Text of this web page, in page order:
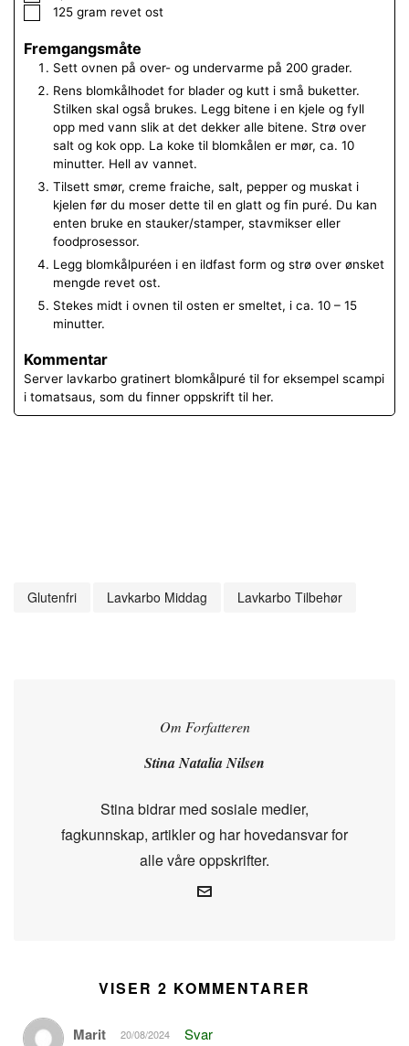
▢
125 gram revet ost
Fremgangsmåte
Sett ovnen på over- og undervarme på 200 grader.
Rens blomkålhodet for blader og kutt i små buketter.
Stilken skal også brukes. Legg bitene i en kjele og fyll
opp med vann slik at det dekker alle bitene. Strø over
salt og kok opp. La koke til blomkålen er mør, ca. 10
minutter. Hell av vannet.
Tilsett smør, creme fraiche, salt, pepper og muskat i
kjelen før du moser dette til en glatt og fin puré. Du kan
enten bruke en stauker/stamper, stavmikser eller
foodprosessor.
Legg blomkålpuréen i en ildfast form og strø over ønsket
mengde revet ost.
Stekes midt i ovnen til osten er smeltet, i ca. 10 – 15
minutter.
Kommentar
Server lavkarbo gratinert blomkålpuré til for eksempel scampi
i tomatsaus, som du finner oppskrift til her.
Glutenfri Lavkarbo Middag Lavkarbo Tilbehør
Om Forfatteren
Stina Natalia Nilsen
Stina bidrar med sosiale medier,
fagkunnskap, artikler og har hovedansvar for
alle våre oppskrifter.
VISER 2 KOMMENTARER
Marit 20/08/2024 Svar